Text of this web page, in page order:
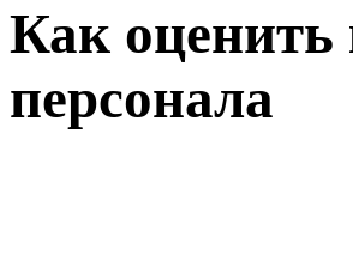
Как оценить
персонала